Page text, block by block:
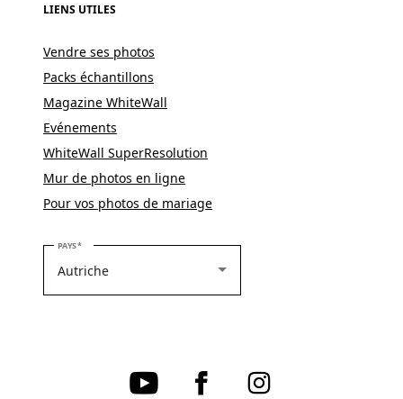
LIENS UTILES
Vendre ses photos
Packs échantillons
Magazine WhiteWall
Evénements
WhiteWall SuperResolution
Mur de photos en ligne
Pour vos photos de mariage
PAYSVEUILLEZ SÉLECTIONNER VOTRE PAYS